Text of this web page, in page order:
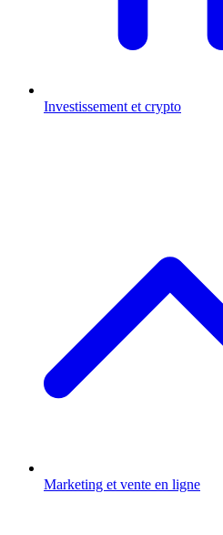
Investissement et crypto
Marketing et vente en ligne